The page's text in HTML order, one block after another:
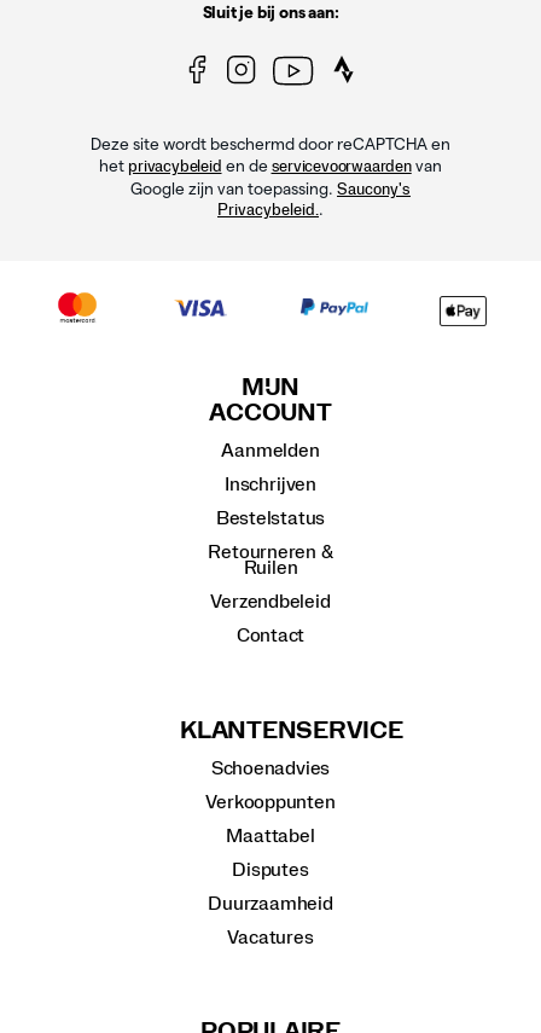
Sluit je bij ons aan:
Deze site wordt beschermd door reCAPTCHA en
het privacybeleid en de servicevoorwaardenvan
Google zijn van toepassing. Saucony's
Privacybeleid. .
MIJN
ACCOUNT
Aanmelden
Inschrijven
Bestelstatus
Retourneren &
Ruilen
Verzendbeleid
Contact
KLANTENSERVICE
Schoenadvies
Verkooppunten
Maattabel
Disputes
Duurzaamheid
Vacatures